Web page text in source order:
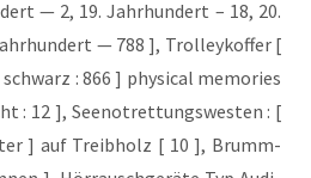
— 2, 19. Jahr­hun­dert – 18, 20.
— 788 ], Trol­ley­kof­fer [
: 866 ] phy­si­cal memo­ries
: 12 ], See­not­ret­tungs­wes­ten : [
] auf Treib­holz [ 10 ], Brumm­